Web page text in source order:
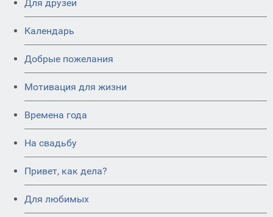
Для друзей
Календарь
Добрые пожелания
Мотивация для жизни
Времена года
На свадьбу
Привет, как дела?
Для любимых